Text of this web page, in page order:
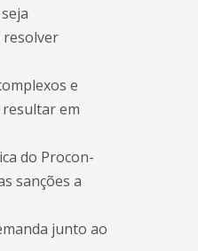
resolver
e
em
do Procon-
sanções a
junto ao